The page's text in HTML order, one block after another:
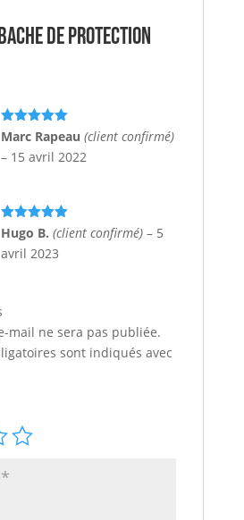
de protection
Note5sur
Marc Rapeau (client confirmé)
– 15 avril 2022
Note5 sur
Hugo B. (client confirmé) – 5
avril 2023
mail ne sera pas publiée.
sont indiqués avec